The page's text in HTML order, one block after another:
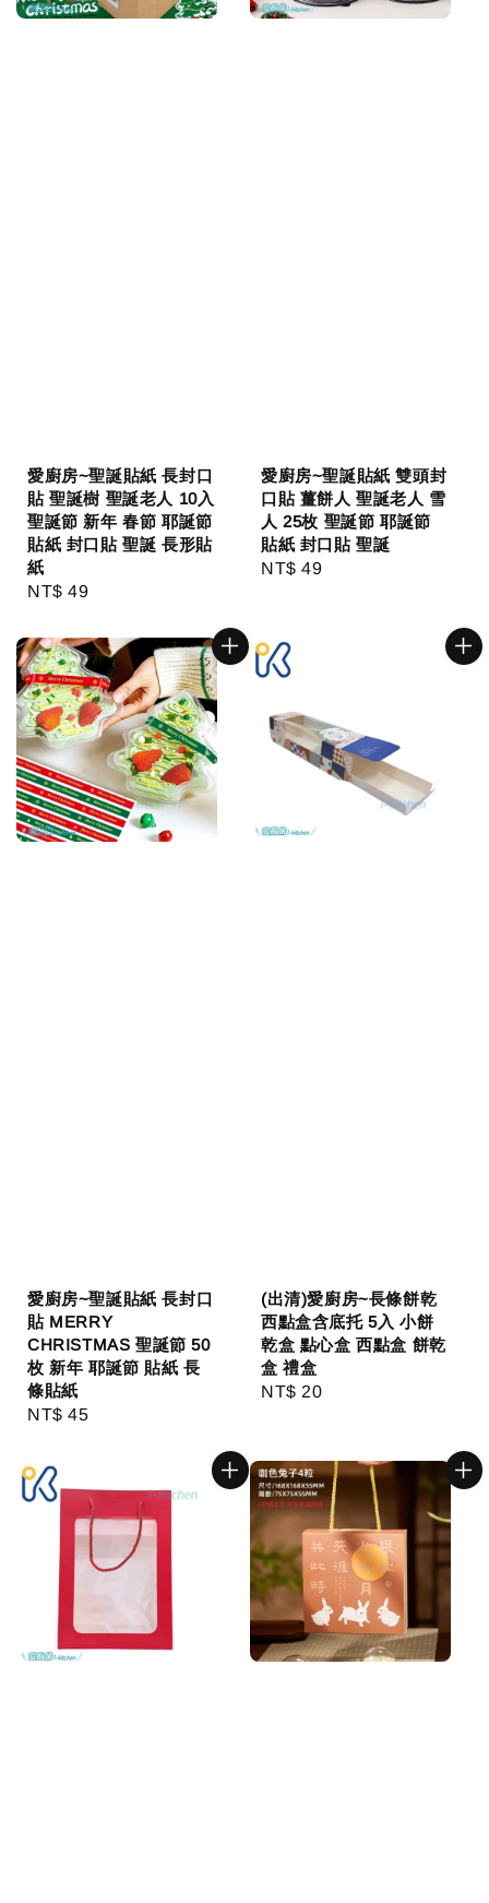
愛廚房~聖誕貼紙 長封口
貼 聖誕樹 聖誕老人 10入
聖誕節 新年 春節 耶誕節
貼紙 封口貼 聖誕 長形貼
紙
Regular
NT$ 49
愛廚房~聖誕貼紙 雙頭封
口貼 薑餅人 聖誕老人 雪
人 25枚 聖誕節 耶誕節
貼紙 封口貼 聖誕
Regular
NT$ 49
愛廚房~聖誕貼紙 長封口
貼 MERRY
CHRISTMAS 聖誕節 50
枚 新年 耶誕節 貼紙 長
條貼紙
Regular
NT$ 45
(出清)愛廚房~長條餅乾
西點盒含底托 5入 小餅
乾盒 點心盒 西點盒 餅乾
盒 禮盒
Regular
NT$ 20